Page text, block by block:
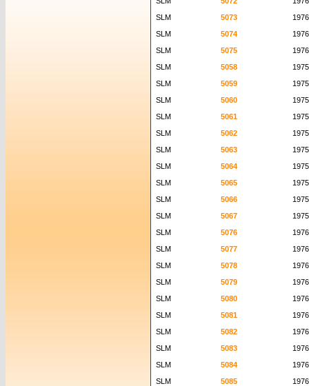
SLM
5073
1976
SLM
5074
1976
SLM
5075
1976
SLM
5058
1975
SLM
5059
1975
SLM
5060
1975
SLM
5061
1975
SLM
5062
1975
SLM
5063
1975
SLM
5064
1975
SLM
5065
1975
SLM
5066
1975
SLM
5067
1975
SLM
5076
1976
SLM
5077
1976
SLM
5078
1976
SLM
5079
1976
SLM
5080
1976
SLM
5081
1976
SLM
5082
1976
SLM
5083
1976
SLM
5084
1976
SLM
5085
1976